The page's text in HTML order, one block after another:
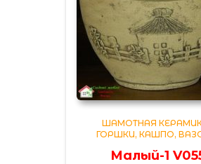
ШАМОТНАЯ
ГОРШКИ, КАШПО,
Малый-1